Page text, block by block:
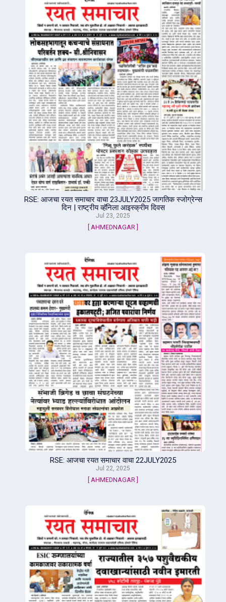
RSE: आजचा रयत समाचार वाचा 23JULY2025 जागतिक स्जोग्रेन्स
दिन | राष्ट्रीय व्हॅनिला आइस्क्रीम दिवस
Jul 23, 2025
[ AHMEDNAGAR ]
RSE: आजचा रयत समाचार वाचा 22JULY2025
Jul 22, 2025
[ AHMEDNAGAR ]